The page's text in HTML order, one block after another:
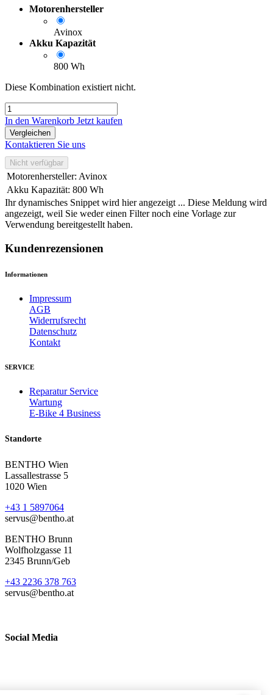
Motorenhersteller
Avinox
Akku Kapazität
800 Wh
Diese Kombination existiert nicht.
In den Warenkorb Jetzt kaufen
Vergleichen
Kontaktieren Sie uns
Nicht verfügbar
Motorenhersteller: Avinox
Akku Kapazität: 800 Wh
Ihr dynamisches Snippet wird hier angezeigt ... Diese Meldung wird
angezeigt, weil Sie weder einen Filter noch eine Vorlage zur
Verwendung bereitgestellt haben.
Kundenrezensionen
Informationen
Impressum
AGB
Widerrufsrecht
Datenschutz
Kontakt
SERVICE
Reparatur Service
Wartung
E-Bike 4 Business
Standorte
BENTHO Wien
Lassallestrasse 5
1020 Wien
+43 1 5897064
servus@bentho.at
BENTHO Brunn
Wolfholzgasse 11
2345 Brunn/Geb
+43 2236 378 763
servus@bentho.at
Social Media